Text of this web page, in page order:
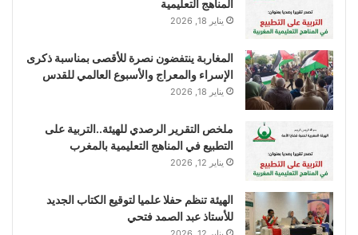
المناهج التعليمية
يناير 18, 2026
المغاربة ينتفضون نصرة للأقصى بمناسبة ذكرى
الإسراء والمعراج والأسبوع العالمي للقدس
يناير 18, 2026
ملخص التقرير الرصدي للهيئة..التربية على
التطبيع في المناهج التعليمية بالمغرب
يناير 12, 2026
الهيئة تنظم حفلا علميا لتوقيع الكتاب الجديد
للأستاذ عبد الصمد فتحي